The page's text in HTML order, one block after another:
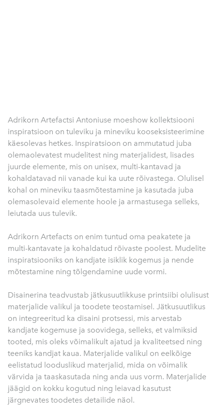
Adrikorn Artefactsi Antoniuse moeshow kollektsiooni
inspiratsioon on tuleviku ja mineviku kooseksisteerimine
käesolevas hetkes. Inspiratsioon on ammutatud juba
olemaolevatest mudelitest ning materjalidest, lisades
juurde elemente, mis on unisex, multi-kantavad ja
kohaldatavad nii vanade kui ka uute rõivastega. Olulisel
kohal on mineviku taasmõtestamine ja kasutada juba
olemasolevaid elemente hoole ja armastusega selleks,
leiutada uus tulevik.
Adrikorn Artefacts on enim tuntud oma peakatete ja
multi-kantavate ja kohaldatud rõivaste poolest. Mudelite
inspiratsiooniks on kandjate isiklik kogemus ja nende
mõtestamine ning tõlgendamine uude vormi.
Disainerina teadvustab jätkusuutlikkuse printsiibi olulisust
materjalide valikul ja toodete teostamisel. Jätkusuutlikus
on integreeritud ka disaini protsessi, mis arvestab
kandjate kogemuse ja soovidega, selleks, et valmiksid
tooted, mis oleks võimalikult ajatud ja kvaliteetsed ning
teeniks kandjat kaua. Materjalide valikul on eelkõige
eelistatud looduslikud materjalid, mida on võimalik
värvida ja taaskasutada ning anda uus vorm. Materjalide
jäägid on kokku kogutud ning leiavad kasutust
järgnevates toodetes detailide näol.